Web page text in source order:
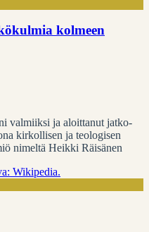
kolmeen
valmiiksi ja aloittanut jatko-
kirkollisen ja teologisen
nimeltä Heikki Räisänen